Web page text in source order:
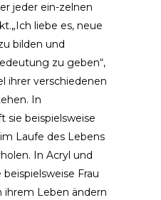
jeder ein-zelnen
liebe es, neue
bilden und
zu geben“,
ihrer verschiedenen
In
sie beispielsweise
Laufe des Lebens
In Acryl und
Frau
ihrem Leben ändern